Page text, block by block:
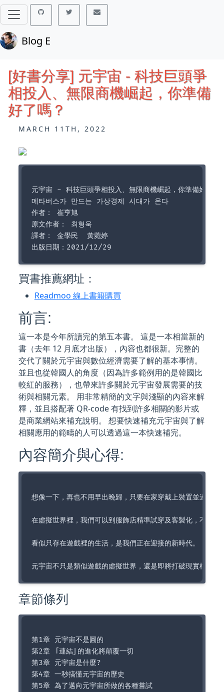
Blog E
[好書分享] 元宇宙 - 科技巨頭爭
相投入、無限商機崛起，你準備
好了嗎？
MARCH 11TH, 2022
元宇宙 - 科技巨頭爭相投入、無限商機崛起，你準備好了嗎
메타버스가 만드는 가상경제 시대가 온다
作者： 崔亨旭
原文作者： 최형욱
譯者： 金學民  黃菀婷
買書推薦網址：
Readmoo 線上書籍購買
前言:
這一本是今年所讀完的第五本書。 這是一本相當新的
書（去年 12 月底才出版），內容也都很新。完整的
交代了關於元宇宙與數位經濟需要了解的基本事情。
並且也從韓國人的角度（因為許多範例用的是韓國比
較紅的服務），也帶來許多關於元宇宙發展需要的技
術與相關元素。 用非常精簡的文字與淺顯的內容來解
釋，並且搭配著 QR-code 有找到許多相關的影片或
是商業網站來補充說明。 想要快速補充元宇宙與了解
相關應用的範疇的人可以透過這一本快速補完。
內容簡介與心得:
想像一下，再也不用早出晚歸，只要在家穿戴上裝置並連上
在虛擬世界裡，我們可以到服飾店精準試穿及客製化，不怕
看似只存在遊戲裡的生活，是我們正在迎接的新時代。
章節條列
第1章 元宇宙不是圓的
第2章 「連結」的進化將顛覆一切
第3章 元宇宙是什麼?
第4章 一秒搞懂元宇宙的歷史
第5章 為了邁向元宇宙所做的各種嘗試